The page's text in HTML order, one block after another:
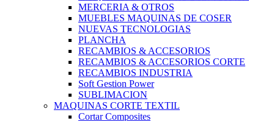
MERCERIA & OTROS
MUEBLES MAQUINAS DE COSER
NUEVAS TECNOLOGIAS
PLANCHA
RECAMBIOS & ACCESORIOS
RECAMBIOS & ACCESORIOS CORTE
RECAMBIOS INDUSTRIA
Soft Gestion Power
SUBLIMACION
MAQUINAS CORTE TEXTIL
Cortar Composites